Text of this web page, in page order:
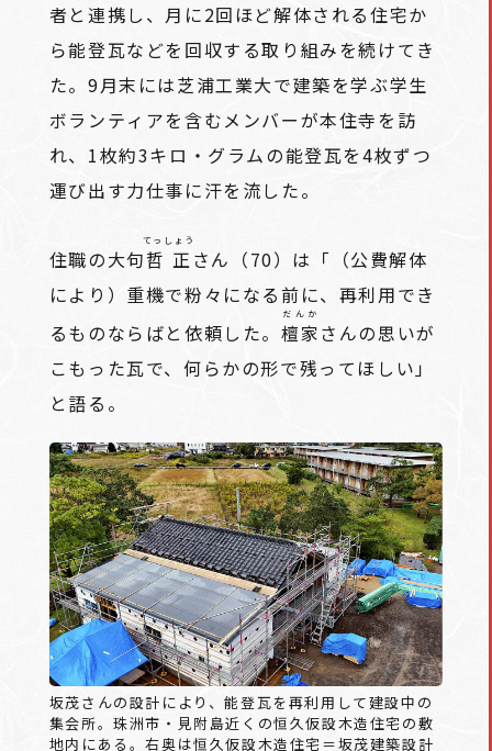
者と連携し、月に2回ほど解体される住宅か
ら能登瓦などを回収する取り組みを続けてき
た。9月末には芝浦工業大で建築を学ぶ学生
ボランティアを含むメンバーが本住寺を訪
れ、1枚約3キロ・グラムの能登瓦を4枚ずつ
運び出す力仕事に汗を流した。
住職の大句哲正
てっしょう
さん（70）は「（公費解体
により）重機で粉々になる前に、再利用でき
るものならばと依頼した。 檀家
だんか
さんの思いが
こもった瓦で、何らかの形で残ってほしい」
と語る。
坂茂さんの設計により、能登瓦を再利用して建設中の
集会所。珠洲市・見附島近くの恒久仮設木造住宅の敷
地内にある。右奥は恒久仮設木造住宅＝坂茂建築設計